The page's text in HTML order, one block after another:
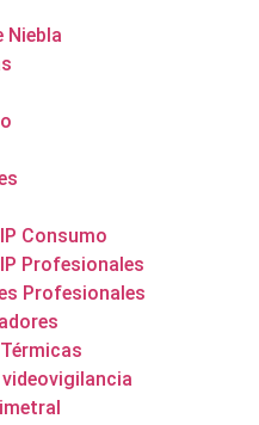
Niebla
Consumo
Profesionales
Profesionales